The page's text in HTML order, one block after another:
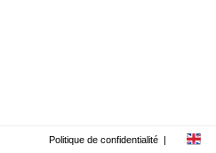
Politique de confidentialité |